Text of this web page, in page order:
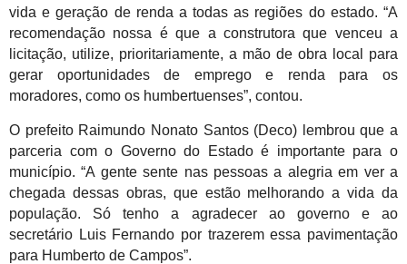
vida e geração de renda a todas as regiões do estado. “A
recomendação nossa é que a construtora que venceu a
licitação, utilize, prioritariamente, a mão de obra local para
gerar oportunidades de emprego e renda para os
moradores, como os humbertuenses”, contou.
O prefeito Raimundo Nonato Santos (Deco) lembrou que a
parceria com o Governo do Estado é importante para o
município. “A gente sente nas pessoas a alegria em ver a
chegada dessas obras, que estão melhorando a vida da
população. Só tenho a agradecer ao governo e ao
secretário Luis Fernando por trazerem essa pavimentação
para Humberto de Campos”.